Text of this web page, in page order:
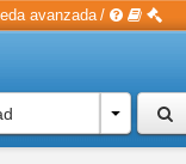
avanzada/